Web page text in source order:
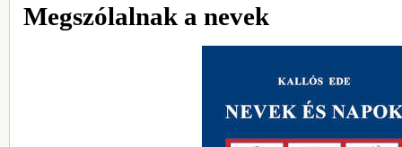
Megszólalnak a nevek